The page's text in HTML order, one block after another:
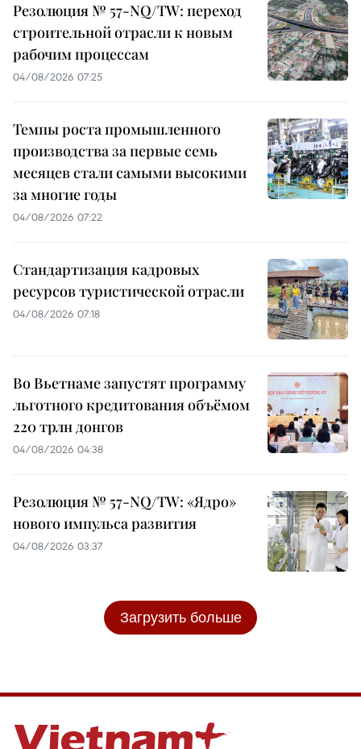
Резолюция № 57-NQ/TW: переход
строительной отрасли к новым
рабочим процессам
04/08/2026 07:25
Темпы роста промышленного
производства за первые семь
месяцев стали самыми высокими
за многие годы
04/08/2026 07:22
Стандартизация кадровых
ресурсов туристической отрасли
04/08/2026 07:18
Во Вьетнаме запустят программу
льготного кредитования объёмом
220 трлн донгов
04/08/2026 04:38
Резолюция № 57-NQ/TW: «Ядро»
нового импульса развития
04/08/2026 03:37
Загрузить больше